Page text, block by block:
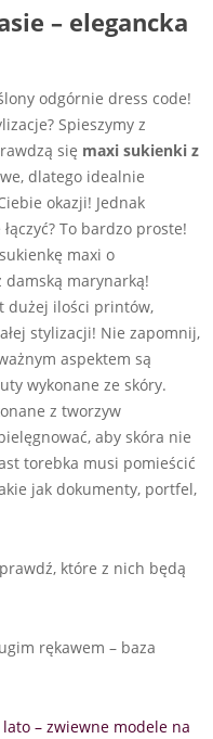
– elegancka
odgórnie dress code!
Spieszymy z
się maxi sukienki z
dlatego idealnie
okazji! Jednak
To bardzo proste!
maxi o
damską marynarką!
dużej ilości printów,
stylizacji! Nie zapomnij,
aspektem są
wykonane ze skóry.
z tworzyw
aby skóra nie
torebka musi pomieścić
jak dokumenty, portfel,
które z nich będą
rękawem – baza
– zwiewne modele na